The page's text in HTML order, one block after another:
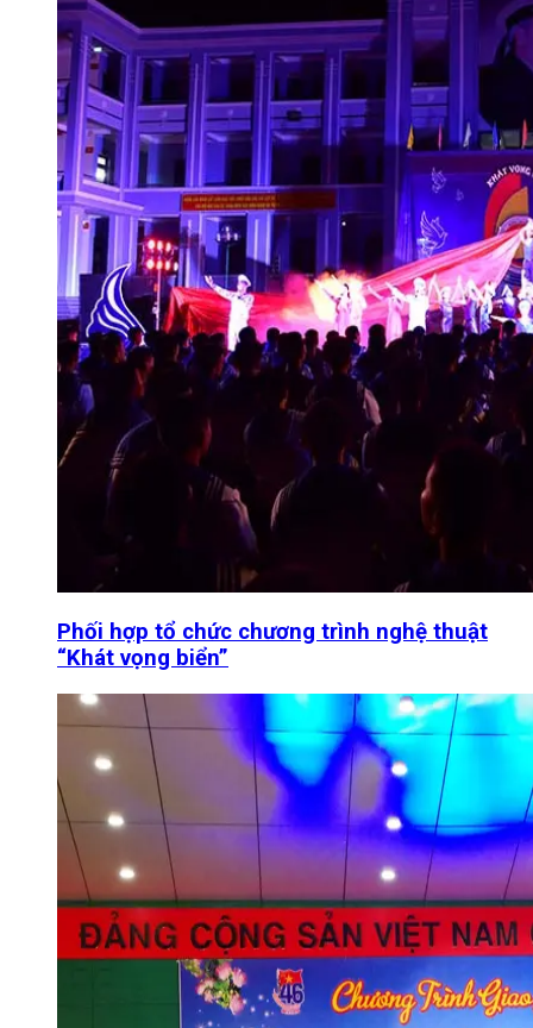
Phối hợp tổ chức chương trình nghệ thuật
“Khát vọng biển”